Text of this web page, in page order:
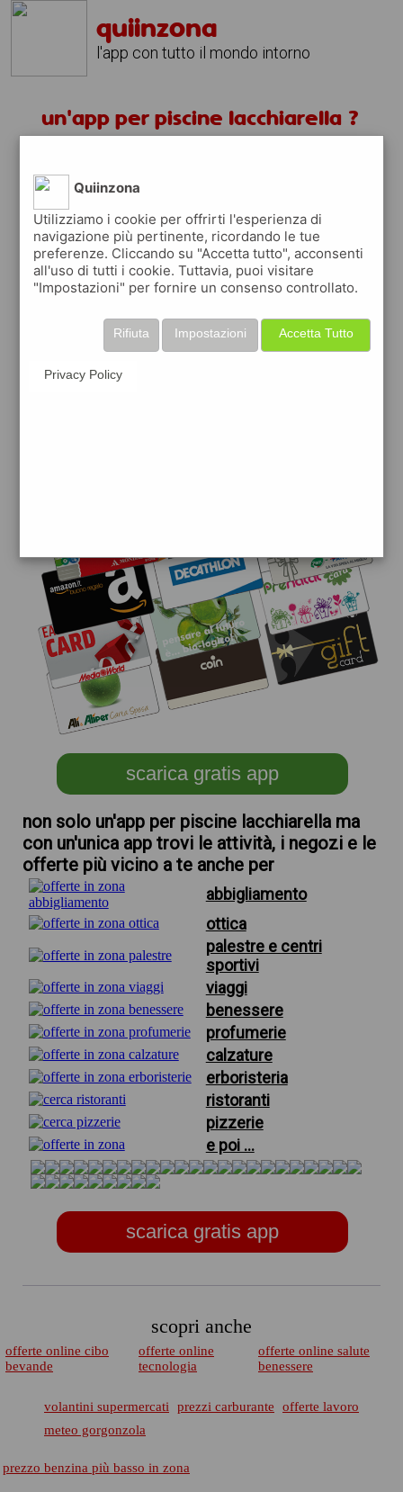
quiinzona
l'app con tutto il mondo intorno
un'app per piscine lacchiarella ?
quiinzona è una app
gratuita
che ti aiuta se cerchi 'un'app per piscine
lacchiarella ?' e che ti premia ogni volta
che la usi
raccogli punti da convertire inbuoni sconto
o gift card
per fare la spesa, fare
scarica gratis app
non solo un'app per piscine lacchiarella ma
con un'unica app trovi le attività, i negozi e le
offerte più vicino a te anche per
abbigliamento
ottica
palestre e centri
sportivi
viaggi
benessere
profumerie
calzature
erboristeria
ristoranti
pizzerie
e poi ...
scarica gratis app
scopri anche
offerte online cibo
bevande
offerte online
tecnologia
offerte online salute
benessere
volantini supermercati prezzi carburante
offerte lavoro
meteo gorgonzola
prezzo benzina più basso in zona
Quiinzona
Utilizziamo i cookie per offrirti l'esperienza di
navigazione più pertinente, ricordando le tue
preferenze. Cliccando su "Accetta tutto", acconsenti
all'uso di tutti i cookie. Tuttavia, puoi visitare
"Impostazioni" per fornire un consenso controllato.
Accetta Tutto
Impostazioni
Rifiuta
Privacy Policy